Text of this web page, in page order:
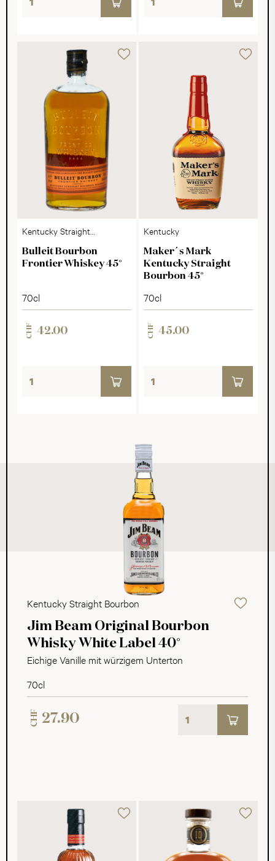
Kentucky Straight
Bourbon
Bulleit Bourbon
Frontier Whiskey 45°
70cl
CHF 42.00
Kentucky
Maker´s Mark
Kentucky Straight
Bourbon 45°
70cl
CHF 45.00
Kentucky Straight Bourbon
Jim Beam Original Bourbon
Whisky White Label 40°
Eichige Vanille mit würzigem Unterton
70cl
CHF 27.90